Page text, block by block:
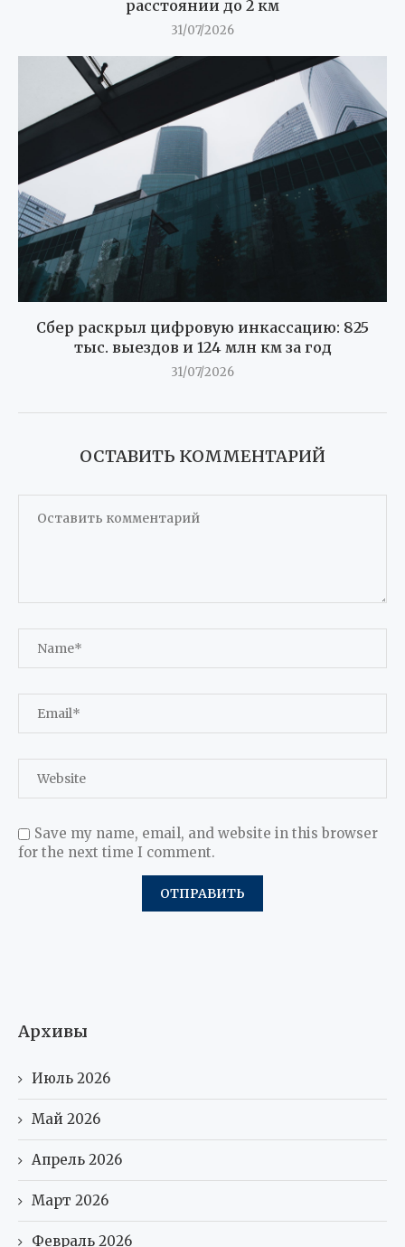
расстоянии до 2 км
31/07/2026
Сбер раскрыл цифровую инкассацию: 825
тыс. выездов и 124 млн км за год
31/07/2026
ОСТАВИТЬ КОММЕНТАРИЙ
Save my name, email, and website in this browser
for the next time I comment.
Архивы
Июль 2026
Май 2026
Апрель 2026
Март 2026
Февраль 2026